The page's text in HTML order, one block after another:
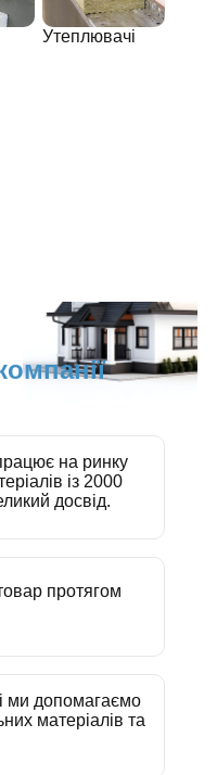
Утеплювачі
на ринку
із 2000
досвід.
протягом
ми допомагаємо
матеріалів та